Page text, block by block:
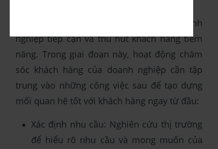
Giai đoạn trước bán hàng là thời điểm doanh
nghiệp tiếp cận và thu hút khách hàng tiềm
năng. Trong giai đoạn này, hoạt động chăm
sóc khách hàng của doanh nghiệp cần tập
trung vào những công việc sau để tạo dựng
mối quan hệ tốt với khách hàng ngay từ đầu:
Xác định nhu cầu: Nghiên cứu thị trường
để hiểu rõ nhu cầu và mong muốn của